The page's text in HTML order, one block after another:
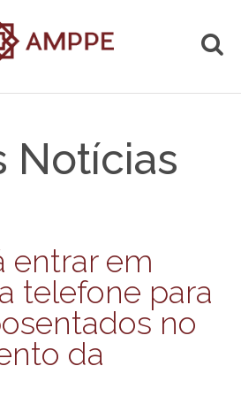
Notícias
entrar em
telefone para
no
da